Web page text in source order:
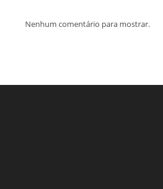
Nenhum comentário para mostrar.